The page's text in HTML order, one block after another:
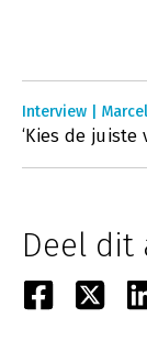
Interview |
‘Kies de
Deel dit